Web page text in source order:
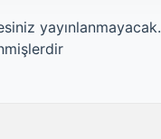
yayınlanmayacak.